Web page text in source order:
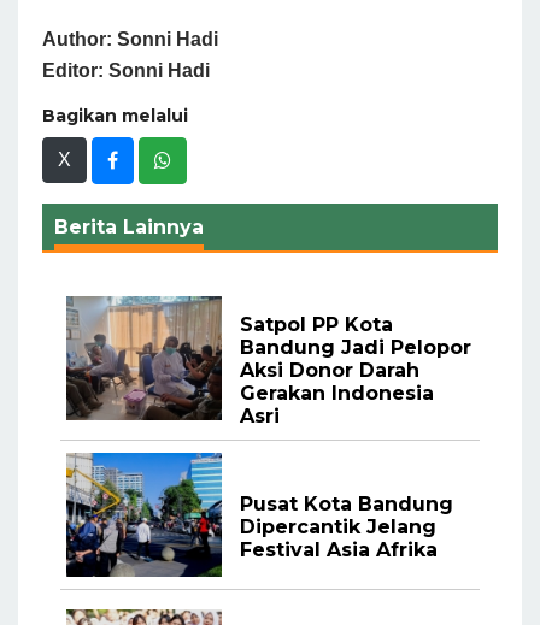
Author: Sonni Hadi
Editor: Sonni Hadi
Bagikan melalui
X
Berita Lainnya
Satpol PP Kota
Bandung Jadi Pelopor
Aksi Donor Darah
Gerakan Indonesia
Asri
Pusat Kota Bandung
Dipercantik Jelang
Festival Asia Afrika